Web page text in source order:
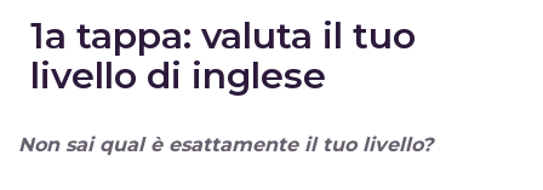
1a tappa: valuta il tuo
livello di inglese
Non sai qual è esattamente il tuo livello?